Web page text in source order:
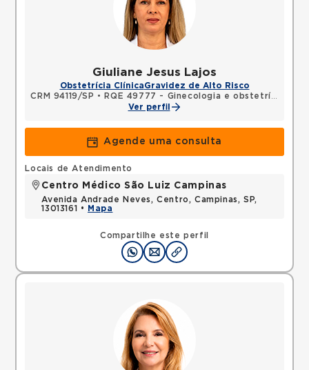
Giuliane Jesus Lajos
Obstetrícia ClínicaGravidez de Alto Risco
CRM 94119/SP •
RQE 49777 - Ginecologia e obstetrícia
Ver perfil
Agende uma consulta
Compartilhe este perfil
Locais de Atendimento
Centro Médico São Luiz Campinas
Avenida Andrade Neves, Centro, Campinas, SP,
13013161 •
Mapa